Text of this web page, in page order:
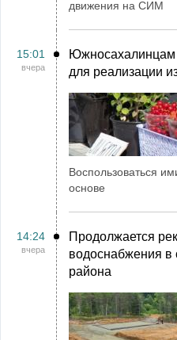
движения на СИМ
15:01
вчера
для реализации
Воспользоваться
основе
14:24
вчера
Продолжается
водоснабжения в
района